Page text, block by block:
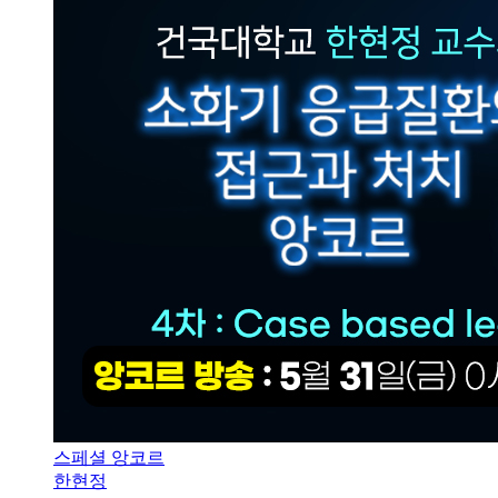
스페셜 앙코르
한현정